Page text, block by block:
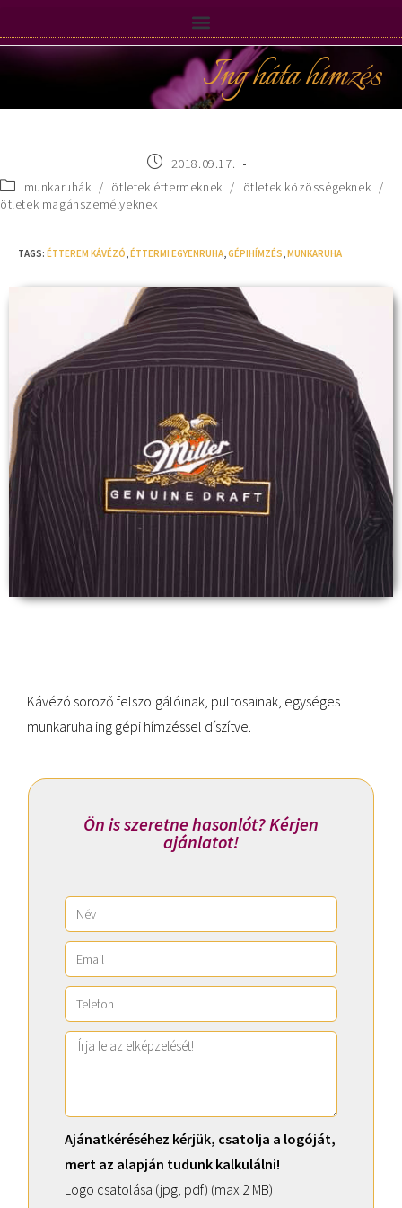
Ing háta hímzés
2018.09.17.
munkaruhák / ötletek éttermeknek / ötletek közösségeknek /
ötletek magánszemélyeknek
TAGS: ÉTTEREM KÁVÉZÓ,ÉTTERMI EGYENRUHA,GÉPIHÍMZÉS,MUNKARUHA
Kávézó söröző felszolgálóinak, pultosainak, egységes
munkaruha ing gépi hímzéssel díszítve.
Ön is szeretne hasonlót? Kérjen
ajánlatot!
Ajánatkéréséhez kérjük, csatolja a logóját,
mert az alapján tudunk kalkulálni!
Logo csatolása (jpg, pdf) (max 2 MB)